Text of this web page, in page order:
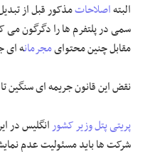
البتهاصلاحاتمذکور قبل از
سمی در پلتفرم ها را دگرگون می
مقابل چنین محتوایمجرمانه ای
نقض این قانون جریمه ای سنگین تا ۱۰ درصد درآمد سالانه شرکت ها یا مسدود شدن پلتفرم در کشور را در پی خواهد داشت.
پریتی پتلوزیر کشورانگلیس در
شرکت ها باید مسئولیت عدم